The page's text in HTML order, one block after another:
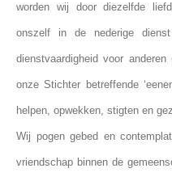
worden wij door diezelfde
onszelf in de nederige
dienstvaardigheid voor
onze Stichter betreffende
helpen, opwekken, stigten en
Wij pogen gebed en
vriendschap binnen de